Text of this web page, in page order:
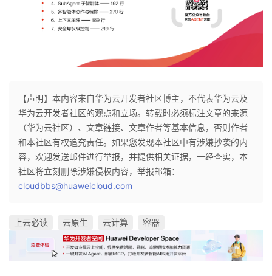
【声明】本内容来自华为云开发者社区博主，不代表华为云及
华为云开发者社区的观点和立场。转载时必须标注文章的来源
（华为云社区）、文章链接、文章作者等基本信息，否则作者
和本社区有权追究责任。如果您发现本社区中有涉嫌抄袭的内
容，欢迎发送邮件进行举报，并提供相关证据，一经查实，本
社区将立刻删除涉嫌侵权内容，举报邮箱：
cloudbbs@huaweicloud.com
上云必读 云原生 云计算 容器